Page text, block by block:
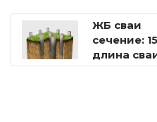
ЖБ сваи
сечение:
длина